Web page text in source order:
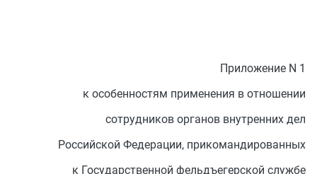
Приложение N 1
к особенностям применения в отношении
сотрудников органов внутренних дел
Российской Федерации, прикомандированных
к Государственной фельдъегерской службе